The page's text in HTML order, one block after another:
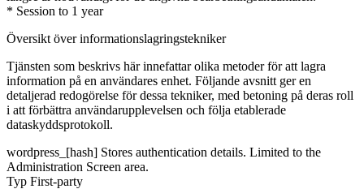
* Session to 1 year
Översikt över informationslagringstekniker
Tjänsten som beskrivs här innefattar olika metoder för att lagra
information på en användares enhet. Följande avsnitt ger en
detaljerad redogörelse för dessa tekniker, med betoning på deras roll
i att förbättra användarupplevelsen och följa etablerade
dataskyddsprotokoll.
wordpress_[hash] Stores authentication details. Limited to the
Administration Screen area.
Typ First-party